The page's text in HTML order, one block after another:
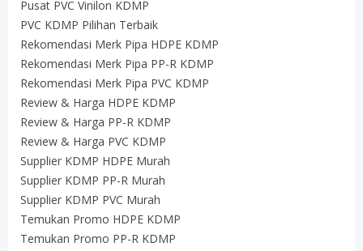
Pusat PVC Vinilon KDMP
PVC KDMP Pilihan Terbaik
Rekomendasi Merk Pipa HDPE KDMP
Rekomendasi Merk Pipa PP-R KDMP
Rekomendasi Merk Pipa PVC KDMP
Review & Harga HDPE KDMP
Review & Harga PP-R KDMP
Review & Harga PVC KDMP
Supplier KDMP HDPE Murah
Supplier KDMP PP-R Murah
Supplier KDMP PVC Murah
Temukan Promo HDPE KDMP
Temukan Promo PP-R KDMP